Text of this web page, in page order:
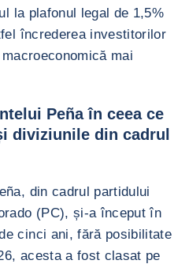
la plafonul legal de 1,5%
încrederea investitorilor
mai
Peña în ceea ce
diviziunile din cadrul
din cadrul partidului
(PC), și-a început în
cinci ani, fără posibilitate
acesta a fost clasat pe